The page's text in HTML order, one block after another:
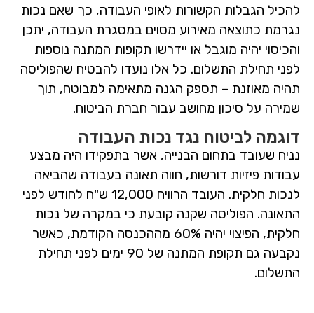
להכיל הגבלות הקשורות לאופי העבודה, כך שאם נכות
נגרמת כתוצאה מאירוע מסוים במסגרת העבודה, יתכן
והכיסוי יהיה מוגבל או יידרשו תקופות המתנה נוספות
לפני תחילת התשלום. כל אלו נועדו להבטיח שהפוליסה
תהיה מאוזנת – תספק הגנה מתאימה למבוטח, תוך
שמירה על סיכון מחושב עבור חברת הביטוח.
דוגמה לביטוח נגד נכות העבודה
נניח שעובד בתחום הבנייה, אשר בתפקידו היה מבצע
עבודות פיזיות דורשות, חווה תאונה בעבודה שהביאה
לנכות חלקית. העובד הרוויח 12,000 ש"ח לחודש לפני
התאונה. הפוליסה שקנה קובעת כי במקרה של נכות
חלקית, הפיצוי יהיה 60% מההכנסה הקודמת, כאשר
נקבעה גם תקופת המתנה של 90 ימים לפני תחילת
התשלום.